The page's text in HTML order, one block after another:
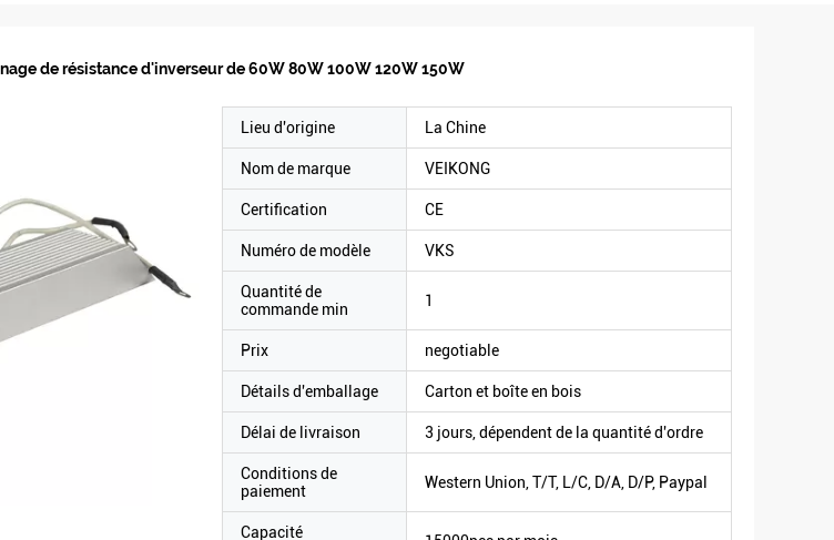
de résistance d'inverseur de 60W 80W 100W 120W 150W
Lieu d'origine La Chine
Nom de marque VEIKONG
Certification CE
Numéro de modèle VKS
Quantité de
commande min
1
Prix negotiable
Détails d'emballage Carton et boîte en bois
Délai de livraison 3 jours, dépendent de la quantité d'ordre
Conditions de
paiement
Western Union, T/T, L/C, D/A, D/P, Paypal
Capacité